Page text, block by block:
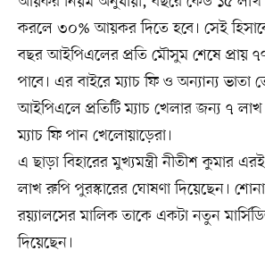
করলে ৩০% আয়কর দিতে হবে। সেই
বছর আইপিএলের প্রতি মৌসুম শেষে প্রায়
পাবে। এর বাইরে ম্যাচ ফি ও অন্যান্য
আইপিএলে প্রতিটি ম্যাচ খেলার জন্য ৭
ম্যাচ ফি পান খেলোয়াড়েরা।
এ ছাড়া বিহারের মুখ্যমন্ত্রী নীতীশ কুমার
লাখ রুপি পুরস্কারের ঘোষণা দিয়েছেন। শোনা
রয়্যালসের মালিক তাকে একটা নতুন
দিয়েছেন।